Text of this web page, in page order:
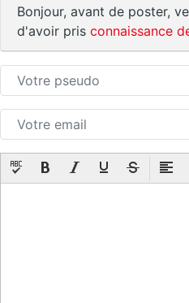
Bonjour, avant de poster,
d'avoir pris connaissance